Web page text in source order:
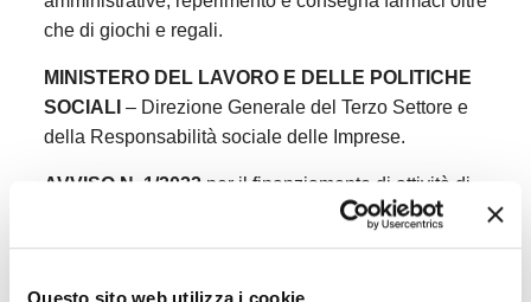
Questo sito web utilizza i cookie
che di giochi e regali.
MINISTERO DEL LAVORO E DELLE POLITICHE
SOCIALI – Direzione Generale del Terzo Settore e
della Responsabilità sociale delle Imprese.
AVVISO N. 1/2022per il finanziamento di attività di
assistenza psicologica, psicosociologica o sanitaria
in tutte le forma a favore dei bambini affetti da